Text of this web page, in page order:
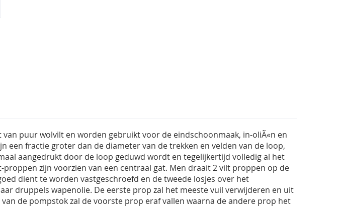
van puur wolvilt en worden gebruikt voor de eindschoonmaak, in-oliÃ«n en
een fractie groter dan de diameter van de trekken en velden van de loop,
aangedrukt door de loop geduwd wordt en tegelijkertijd volledig al het
zijn voorzien van een centraal gat. Men draait 2 vilt proppen op de
dient te worden vastgeschroefd en de tweede losjes over het
druppels wapenolie. De eerste prop zal het meeste vuil verwijderen en uit
de pompstok zal de voorste prop eraf vallen waarna de andere prop het